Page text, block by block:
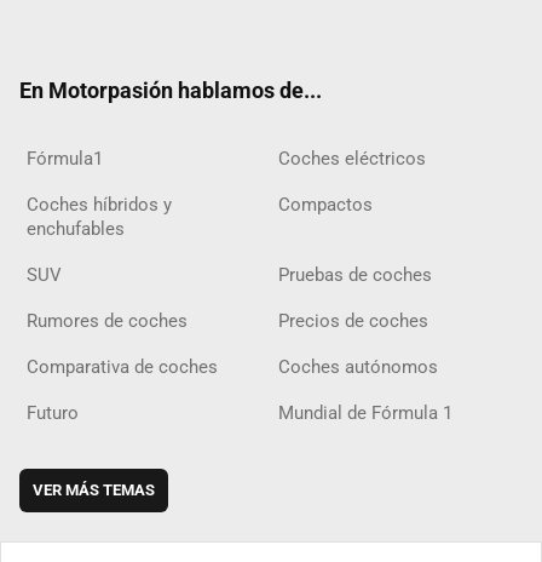
En Motorpasión hablamos de...
Fórmula1 Coches eléctricos
Coches híbridos y
enchufables
Compactos
SUV Pruebas de coches
Rumores de coches Precios de coches
Comparativa de coches Coches autónomos
Futuro Mundial de Fórmula 1
VER MÁS TEMAS